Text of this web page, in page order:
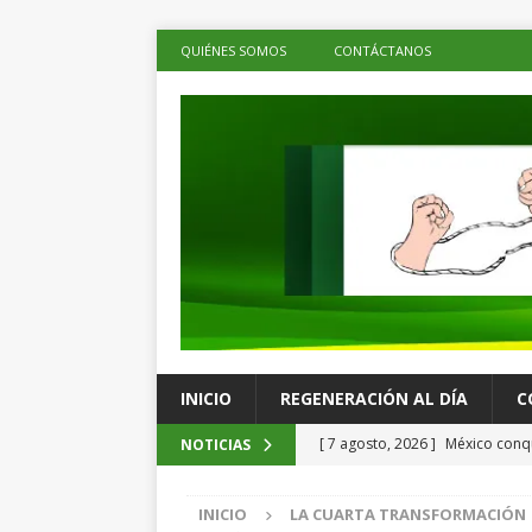
QUIÉNES SOMOS CONTÁCTANOS
INICIO REGENERACIÓN AL DÍA
NOTICIAS [ 7 agosto, 2026 ] México
[ 7 agosto, 2026 ] La
INICIO LA CUARTA TRANSFORMACIÓN